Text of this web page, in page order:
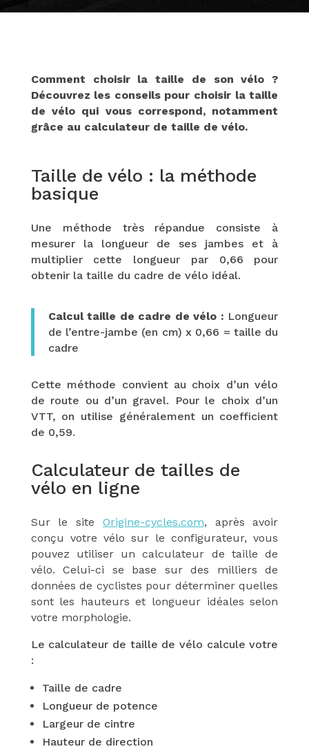
Comment choisir la taille de son vélo ?
Découvrez les conseils pour choisir la taille
de vélo qui vous correspond, notamment
grâce au calculateur de taille de vélo.
Taille de vélo : la méthode
basique
Une méthode très répandue consiste à
mesurer la longueur de ses jambes et à
multiplier cette longueur par 0,66 pour
obtenir la taille du cadre de vélo idéal.
Calcul taille de cadre de vélo : Longueur
de l’entre-jambe (en cm) x 0,66 = taille du
cadre
Cette méthode convient au choix d’un vélo
de route ou d’un gravel. Pour le choix d’un
VTT, on utilise généralement un coefficient
de 0,59.
Calculateur de tailles de
vélo en ligne
Sur le site Origine-cycles.com, après avoir
conçu votre vélo sur le configurateur, vous
pouvez utiliser un calculateur de taille de
vélo. Celui-ci se base sur des milliers de
données de cyclistes pour déterminer quelles
sont les hauteurs et longueur idéales selon
votre morphologie.
Le calculateur de taille de vélo calcule votre
:
Taille de cadre
Longueur de potence
Largeur de cintre
Hauteur de direction